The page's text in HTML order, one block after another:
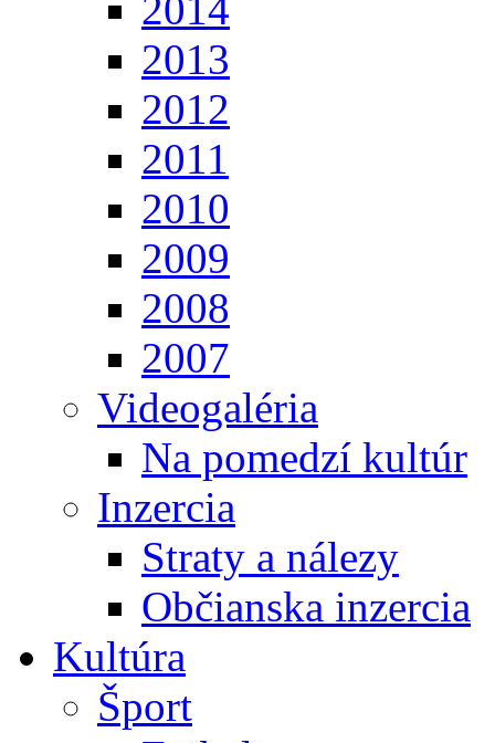
2014
2013
2012
2011
2010
2009
2008
2007
Videogaléria
Na pomedzí kultúr
Inzercia
Straty a nálezy
Občianska inzercia
Kultúra
Šport